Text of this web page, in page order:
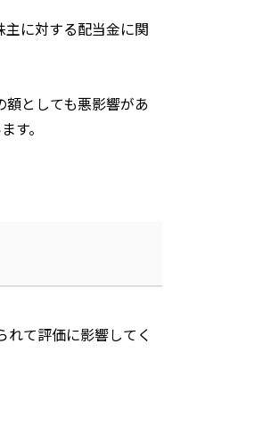
に対する配当金に関
としても悪影響があ
す。
て評価に影響してく